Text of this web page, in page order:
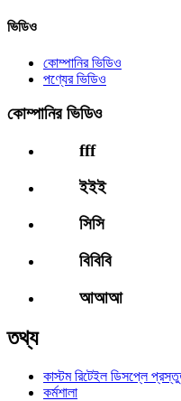
ভিডিও
কোম্পানির ভিডিও
পণ্যের ভিডিও
কোম্পানির ভিডিও
fff
ইইই
সিসি
বিবিবি
আআআ
তথ্য
কাস্টম রিটেইল ডিসপ্লে
কর্মশালা